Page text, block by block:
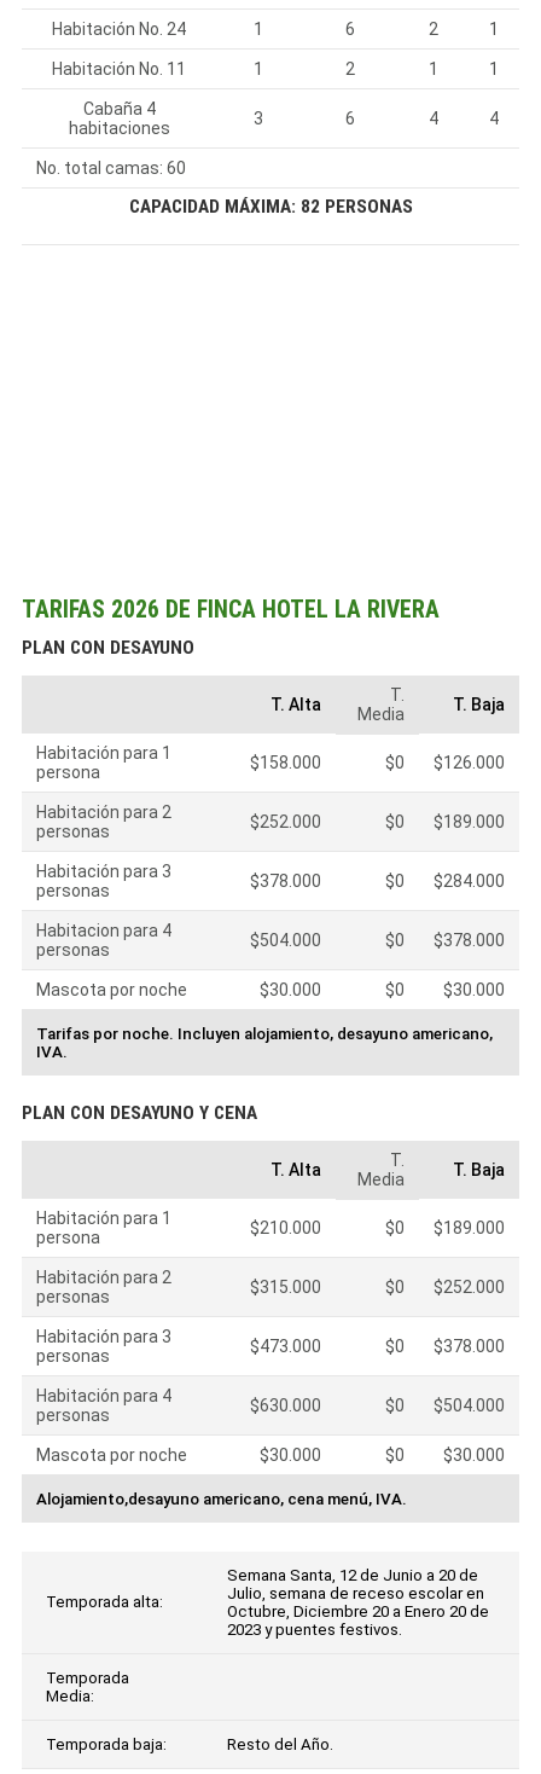
Habitación No. 24 1 6 2 1
Habitación No. 11 1 2 1 1
Cabaña 4
habitaciones
3 6 4 4
No. total camas: 60
CAPACIDAD MÁXIMA: 82 PERSONAS
TARIFAS 2026 DE FINCA HOTEL LA RIVERA
PLAN CON DESAYUNO
T. Alta
T.
Media
T. Baja
Habitación para 1
persona
$158.000 $0 $126.000
Habitación para 2
personas
$252.000 $0 $189.000
Habitación para 3
personas
$378.000 $0 $284.000
Habitacion para 4
personas
$504.000 $0 $378.000
Mascota por noche $30.000 $0 $30.000
Tarifas por noche. Incluyen alojamiento, desayuno americano,
IVA.
PLAN CON DESAYUNO Y CENA
T. Alta
T.
Media
T. Baja
Habitación para 1
persona
$210.000 $0 $189.000
Habitación para 2
personas
$315.000 $0 $252.000
Habitación para 3
personas
$473.000 $0 $378.000
Habitación para 4
personas
$630.000 $0 $504.000
Mascota por noche $30.000 $0 $30.000
Alojamiento,desayuno americano, cena menú, IVA.
Temporada alta:
Semana Santa, 12 de Junio a 20 de
Julio, semana de receso escolar en
Octubre, Diciembre 20 a Enero 20 de
2023 y puentes festivos.
Temporada
Media:
Temporada baja: Resto del Año.